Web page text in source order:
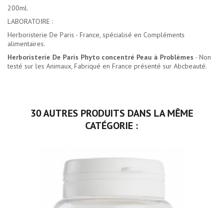
200ml.
LABORATOIRE :
Herboristerie De Paris - France, spécialisé en Compléments
alimentaires.
Herboristerie De Paris Phyto concentré Peau à Problèmes - Non
testé sur les Animaux, Fabriqué en France présenté sur Abcbeauté.
30 AUTRES PRODUITS DANS LA MÊME
CATÉGORIE :